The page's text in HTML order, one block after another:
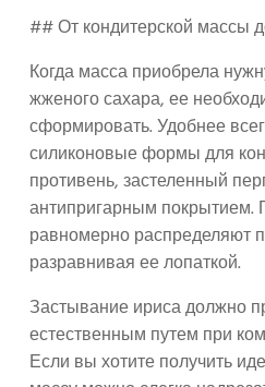
## От кондитерской массы
Когда масса приобрела
жженого сахара, ее
сформировать. Удобнее
силиконовые формы для
противень, застеленный
антипригарным покрытием.
равномерно распределяют
разравнивая ее лопаткой.
Застывание ириса должно
естественным путем при
Если вы хотите получить